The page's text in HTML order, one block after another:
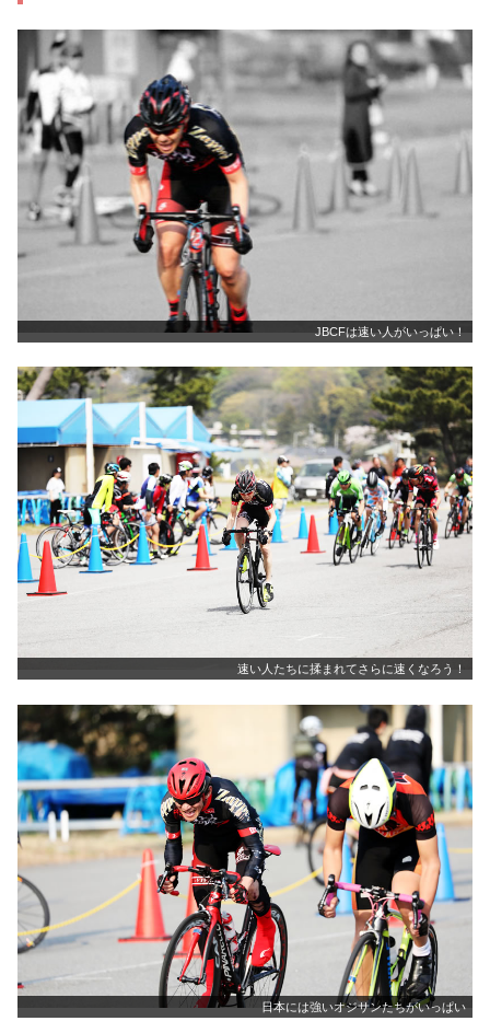
JBCFは速い人がいっぱい！
速い人たちに揉まれてさらに速くなろう！
日本には強いオジサンたちがいっぱい